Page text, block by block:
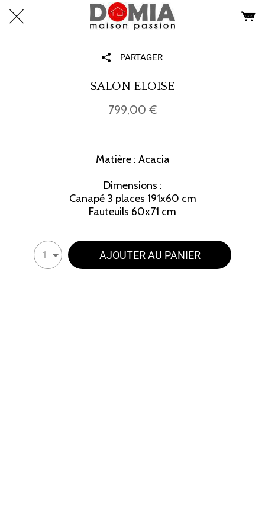
PARTAGER
SALON ELOISE
799,00 €
Matière : Acacia
Dimensions :
Canapé 3 places 191x60 cm
Fauteuils 60x71 cm
1 AJOUTER AU PANIER